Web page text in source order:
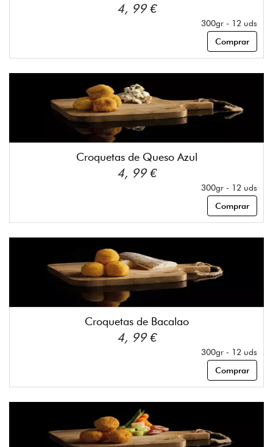
4, 99 €
300gr - 12 uds
Comprar
Croquetas de Queso Azul
4, 99 €
300gr - 12 uds
Comprar
Croquetas de Bacalao
4, 99 €
300gr - 12 uds
Comprar